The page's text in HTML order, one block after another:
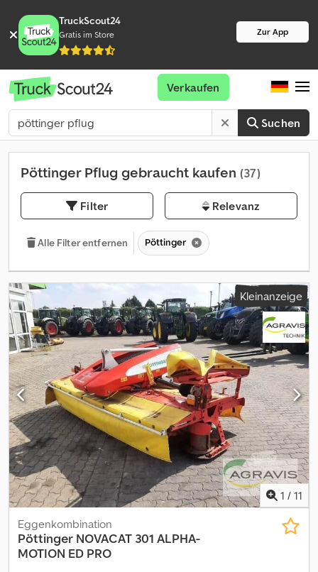
TruckScout24
Gratis im Store Zur App
Suchen
Verkaufen
Pöttinger Pflug gebraucht kaufen (37)
Filter Relevanz
Alle Filter entfernen Pöttinger
Kleinanzeige
1 / 11
Eggenkombination
Pöttinger NOVACAT 301 ALPHA-
MOTION ED PRO